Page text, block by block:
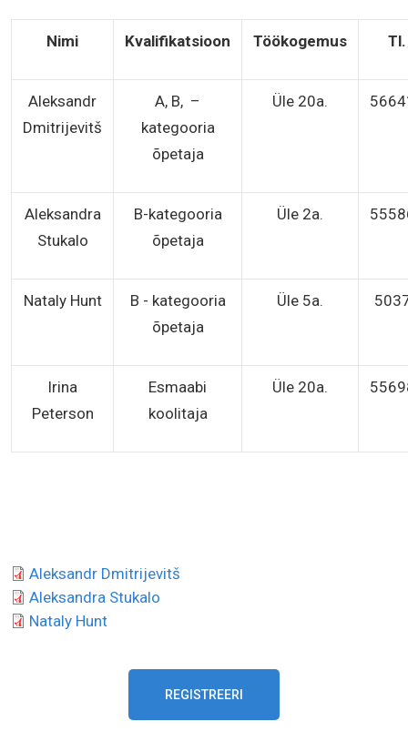
Nimi Kvalifikatsioon Töökogemus
Aleksandr
Dmitrijevitš
A, B, –
kategooria
õpetaja
Üle 20a.
Aleksandra
Stukalo
B-kategooria
õpetaja
Üle 2a.
Nataly Hunt
B - kategooria
õpetaja
Üle 5a.
Irina
Peterson
Esmaabi
koolitaja
Üle 20a.
Aleksandr Dmitrijevitš
Aleksandra Stukalo
Nataly Hunt
REGISTREERI